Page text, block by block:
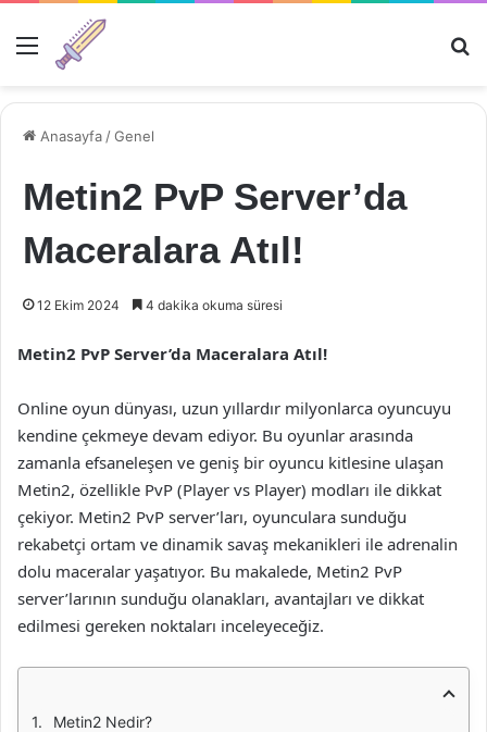
Menü
Anasayfa /Genel
Metin2 PvP Server’da
Maceralara Atıl!
12 Ekim 2024 4 dakika okuma süresi
Metin2 PvP Server’da Maceralara Atıl!
Online oyun dünyası, uzun yıllardır milyonlarca oyuncuyu
kendine çekmeye devam ediyor. Bu oyunlar arasında
zamanla efsaneleşen ve geniş bir oyuncu kitlesine ulaşan
Metin2, özellikle PvP (Player vs Player) modları ile dikkat
çekiyor. Metin2 PvP server’ları, oyunculara sunduğu
rekabetçi ortam ve dinamik savaş mekanikleri ile adrenalin
dolu maceralar yaşatıyor. Bu makalede, Metin2 PvP
server’larının sunduğu olanakları, avantajları ve dikkat
edilmesi gereken noktaları inceleyeceğiz.
Metin2 Nedir?